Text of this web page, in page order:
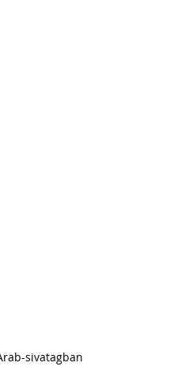
sivatagban